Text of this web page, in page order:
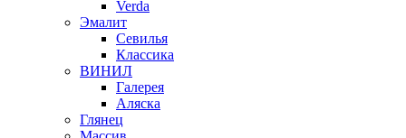
Verda
Эмалит
Севилья
Классика
ВИНИЛ
Галерея
Аляска
Глянец